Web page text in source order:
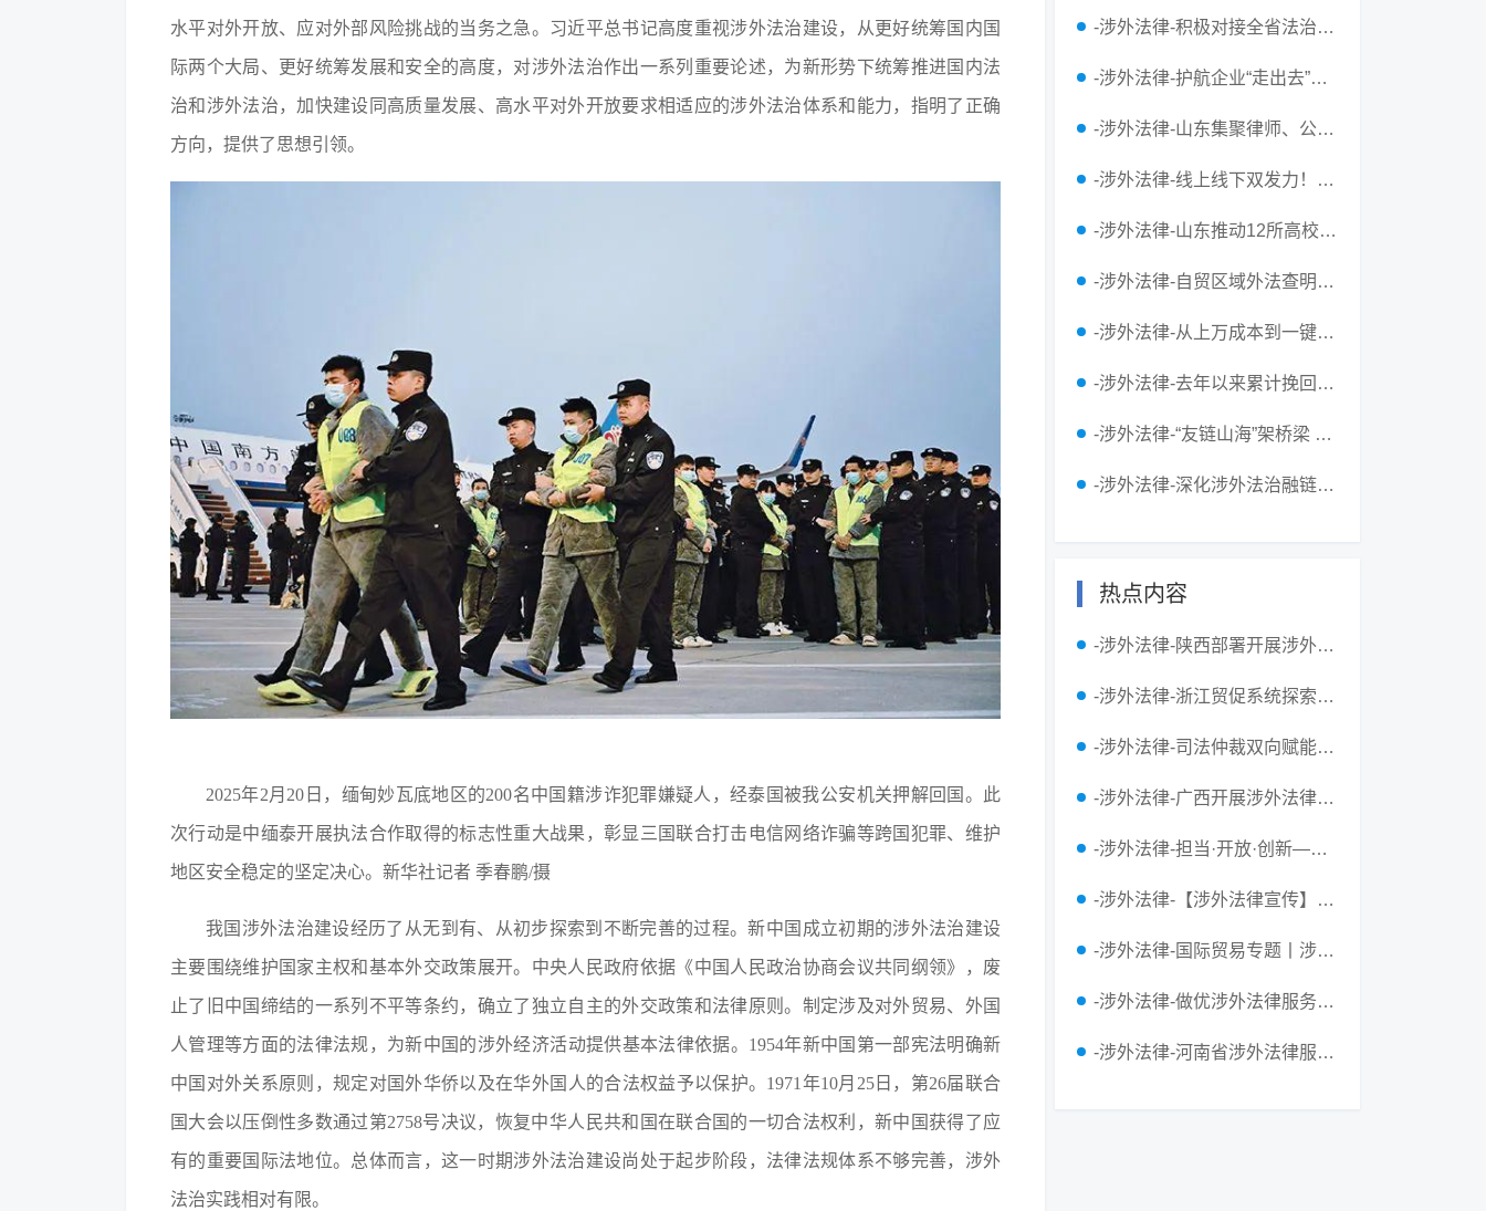
水平对外开放、应对外部风险挑战的当务之急。习近平总书记高度重视涉外法治建设，从更好统筹国内国
际两个大局、更好统筹发展和安全的高度，对涉外法治作出一系列重要论述，为新形势下统筹推进国内法
治和涉外法治，加快建设同高质量发展、高水平对外开放要求相适应的涉外法治体系和能力，指明了正确
方向，提供了思想引领。
2025年2月20日，缅甸妙瓦底地区的200名中国籍涉诈犯罪嫌疑人，经泰国被我公安机关押解回国。此
次行动是中缅泰开展执法合作取得的标志性重大战果，彰显三国联合打击电信网络诈骗等跨国犯罪、维护
地区安全稳定的坚定决心。新华社记者 季春鹏/摄
我国涉外法治建设经历了从无到有、从初步探索到不断完善的过程。新中国成立初期的涉外法治建设
主要围绕维护国家主权和基本外交政策展开。中央人民政府依据《中国人民政治协商会议共同纲领》，废
止了旧中国缔结的一系列不平等条约，确立了独立自主的外交政策和法律原则。制定涉及对外贸易、外国
人管理等方面的法律法规，为新中国的涉外经济活动提供基本法律依据。 1954年新中国第一部宪法明确新
中国对外关系原则，规定对国外华侨以及在华外国人的合法权益予以保护。1971年10月25日，第26届联合
国大会以压倒性多数通过第2758号决议，恢复中华人民共和国在联合国的一切合法权利，新中国获得了应
有的重要国际法地位。总体而言，这一时期涉外法治建设尚处于起步阶段，法律法规体系不够完善，涉外
法治实践相对有限。
-涉外法律-积极对接全省法治建设部署 辽宁省律协不断丰富涉外法律服务供给
-涉外法律-护航企业“走出去”！山东亮出涉外法治成绩单：挽回企业损失超3亿元
-涉外法律-山东集聚律师、公证、仲裁、调解等法律服务资源，不断提升涉外法律服务质效
-涉外法律-线上线下双发力！山东涉外法律服务网累计访问量突破13万人次
-涉外法律-山东推动12所高校开设涉外法治实验班，支持成立全省首家涉外法治学院
-涉外法律-自贸区域外法查明的探索与创新——基于上海、浙江和广东省涉外民商事审判的实证分析
-涉外法律-从上万成本到一键检索：域外法查明的数“智”破局之路
-涉外法律-去年以来累计挽回经济损失超3亿元 山东涉外法治为鲁企扬帆出海护航
-涉外法律-“友链山海”架桥梁 外事赋能助远航——烟台市人民对外友好协会发挥民间外交作用打造为企服务品牌
-涉外法律-深化涉外法治融链赋能 驱动特色产业外向型发展提质增效
热点内容
-涉外法律-陕西部署开展涉外法治人才培养...
-涉外法律-浙江贸促系统探索涉外商事调解...
-涉外法律-司法仲裁双向赋能 绘就涉外解...
-涉外法律-广西开展涉外法律服务交流活动
-涉外法律-担当·开放·创新——十大关键...
-涉外法律-【涉外法律宣传】涉外合同的法...
-涉外法律-国际贸易专题丨涉外法律服务系...
-涉外法律-做优涉外法律服务护航企业“出...
-涉外法律-河南省涉外法律服务中心、河南...